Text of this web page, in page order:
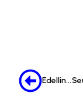
Edellinen